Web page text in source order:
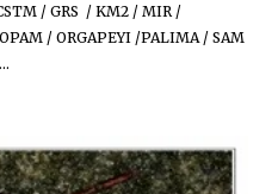
/ GRS / KM2 / MIR /
/ ORGAPEYI /PALIMA / SAM